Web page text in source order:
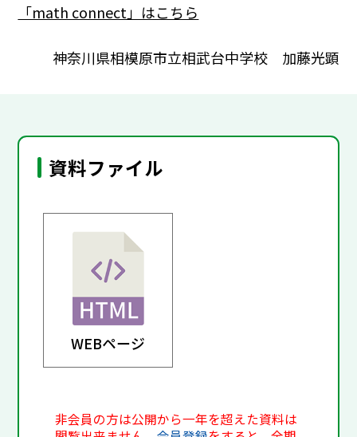
「math connect」はこちら
神奈川県相模原市立相武台中学校 加藤光顕
資料ファイル
WEBページ
非会員の方は公開から一年を超えた資料は